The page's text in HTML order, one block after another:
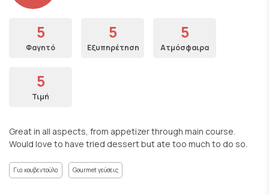
5
Φαγητό
5
Εξυπηρέτηση
5
Ατμόσφαιρα
5
Τιμή
Great in all aspects, from appetizer through main course.
Would love to have tried dessert but ate too much to do so.
Για κουβεντούλα Gourmet γεύσεις